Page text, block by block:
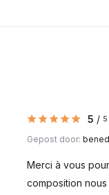
5 / 5
Gepost door:
Merci à vous
composition